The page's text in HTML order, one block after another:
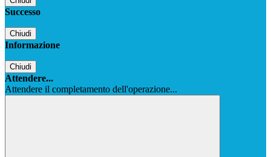
Successo
Chiudi
Informazione
Chiudi
Attendere...
Attendere il completamento dell'operazione...